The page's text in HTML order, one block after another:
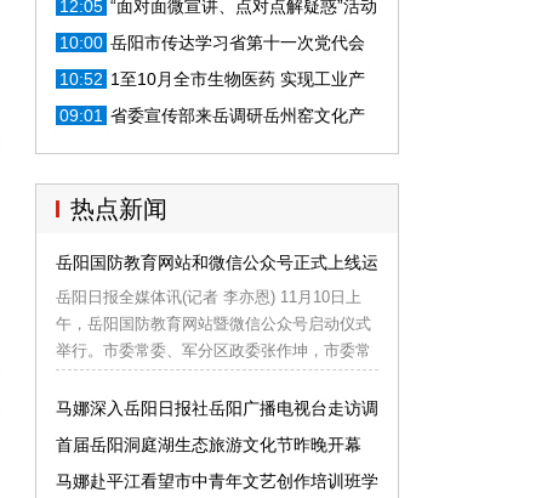
面为群众解疑惑
12:05 “面对面微宣讲、点对点解疑惑”活动
在岳启动
10:00 岳阳市传达学习省第十一次党代会
精神
10:52 1至10月全市生物医药 实现工业产
值144.5亿元
09:01 省委宣传部来岳调研岳州窑文化产
业相关情况
热点新闻
岳阳国防教育网站和微信公众号正式上线运行
岳阳日报全媒体讯(记者 李亦恩) 11月10日上
午，岳阳国防教育网站暨微信公众号启动仪式
举行。市委常委、军分区政委张作坤，市委常
司令员胡小合、参谋长袁建华、政治部主任易
马娜深入岳阳日报社岳阳广播电视台走访调
研
首届岳阳洞庭湖生态旅游文化节昨晚开幕
马娜赴平江看望市中青年文艺创作培训班学